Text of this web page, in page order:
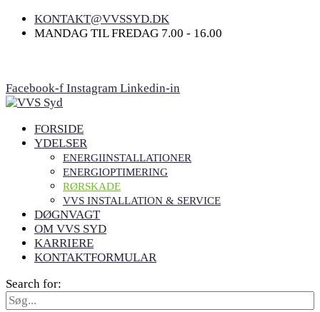
KONTAKT@VVSSYD.DK
MANDAG TIL FREDAG 7.00 - 16.00
Facebook-f Instagram Linkedin-in
FORSIDE
YDELSER
ENERGIINSTALLATIONER
ENERGIOPTIMERING
RØRSKADE
VVS INSTALLATION & SERVICE
DØGNVAGT
OM VVS SYD
KARRIERE
KONTAKTFORMULAR
Search for: